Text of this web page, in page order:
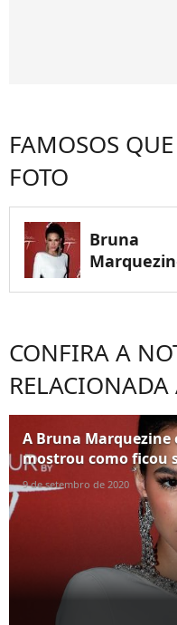
FAMOSOS
FOTO
Bruna
CONFIRA A
RELACIONADA
A Bruna
mostrou como ficou
9 de setembro de 2020